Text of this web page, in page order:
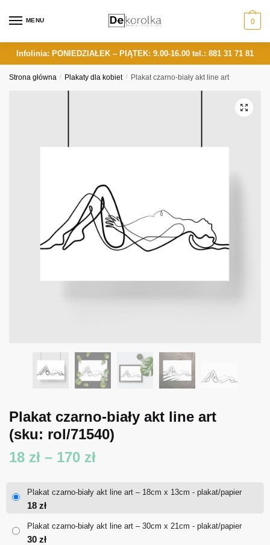
MENU 0
Infolinia: PONIEDZIAŁEK – PIĄTEK: 9.00-16.00 tel.: 881 31 71 81
Strona główna / Plakaty dla kobiet / Plakat czarno-biały akt line art
Plakat czarno-biały akt line art
(sku: rol/71540)
18 zł – 170 złZakres
18 zł
Plakat czarno-biały akt line art – 18cm x 13cm - plakat/papier
18 zł
Plakat czarno-biały akt line art – 30cm x 21cm - plakat/papier
30 zł